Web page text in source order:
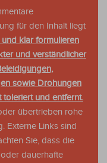
für den Inhalt liegt
und klar formulieren
und verständlicher
sowie Drohungen
und entfernt.
übertrieben rohe
Externe Links sind
Sie, dass die
dauerhafte